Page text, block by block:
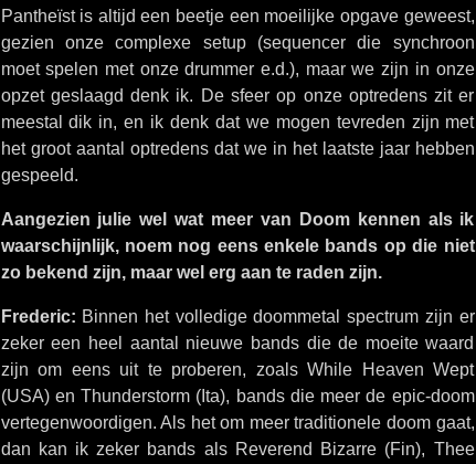
Pantheïst is altijd een beetje een moeilijke opgave geweest,
gezien onze complexe setup (sequencer die synchroon
moet spelen met onze drummer e.d.), maar we zijn in onze
opzet geslaagd denk ik. De sfeer op onze optredens zit er
meestal dik in, en ik denk dat we mogen tevreden zijn met
het groot aantal optredens dat we in het laatste jaar hebben
gespeeld.
Aangezien julie wel wat meer van Doom kennen als ik
waarschijnlijk, noem nog eens enkele bands op die niet
zo bekend zijn, maar wel erg aan te raden zijn.
Frederic: Binnen het volledige doommetal spectrum zijn er
zeker een heel aantal nieuwe bands die de moeite waard
zijn om eens uit te proberen, zoals While Heaven Wept
(USA) en Thunderstorm (Ita), bands die meer de epic-doom
vertegenwoordigen. Als het om meer traditionele doom gaat,
dan kan ik zeker bands als Reverend Bizarre (Fin), Thee